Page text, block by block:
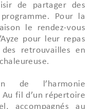
de partager des
Pour la
le rendez-vous
pour leur repas
retrouvailles en
de l’harmonie
fil d’un répertoire
accompagnés au